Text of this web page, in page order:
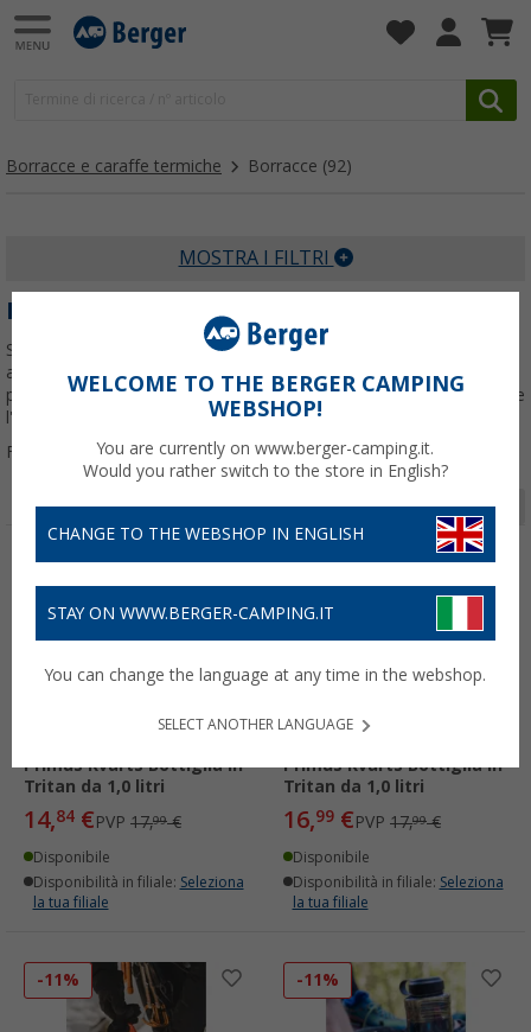
Borracce e caraffe termiche Borracce (92)
MOSTRA I FILTRI
BORRACCE
Scoprite le migliori borracce per ogni avventura! In acciaio inox,
alluminio, plastica o pieghevole: qui troverete la bottiglia perfetta
per le vostre esigenze. Ideale per le escursioni, le attività all'aperto e
l'uso quotidiano.
Per saperne di più suBorracce
Filtrare per:
Pagina 1 da 4
Primus Kvarts Bottiglia in
Tritan da 1,0 litri
14,84 €PVP 17,99€
Disponibile
Disponibilità in filiale: Seleziona
la tua filiale
Primus Kvarts Bottiglia in
Tritan da 1,0 litri
16,99 €PVP 17,99€
Disponibile
Disponibilità in filiale: Seleziona
la tua filiale
-11% -11%
WELCOME TO THE BERGER CAMPING
WEBSHOP!
You are currently on www.berger-camping.it.
Would you rather switch to the store in English?
CHANGE TO THE WEBSHOP IN ENGLISH
STAY ON WWW.BERGER-CAMPING.IT
You can change the language at any time in the webshop.
SELECT ANOTHER LANGUAGE